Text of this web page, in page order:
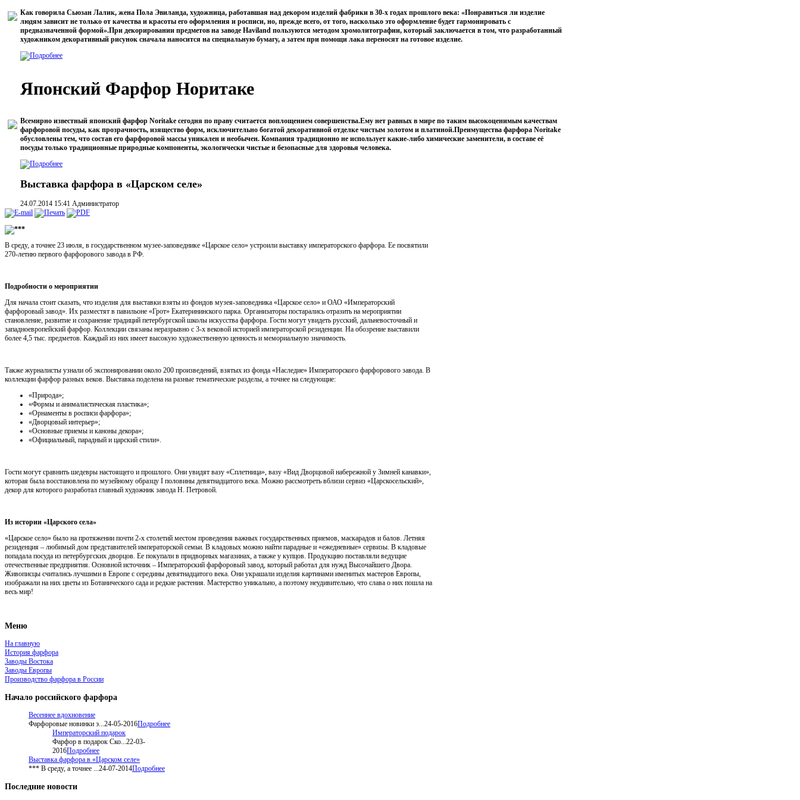
Как говорила Сьюзан Лалик, жена Пола Эвиланда, художница, работавшая над декором изделий фабрики в 30-х годах прошлого века: «Понравиться ли изделие
людям зависит не только от качества и красоты его оформления и росписи, но, прежде всего, от того, насколько это оформление будет гармонировать с
предназначенной формой».При декорировании предметов на заводе Haviland пользуются методом хромолитографии, который заключается в том, что разработанный
художником декоративный рисунок сначала наносится на специальную бумагу, а затем при помощи лака переносят на готовое изделие.
Японский Фарфор Норитаке
Всемирно известный японский фарфор Noritake сегодня по праву считается воплощением совершенства.Ему нет равных в мире по таким высокоценимым качествам
фарфоровой посуды, как прозрачность, изящество форм, исключительно богатой декоративной отделке чистым золотом и платиной.Преимущества фарфора Noritake
обусловлены тем, что состав его фарфоровой массы уникален и необычен. Компания традиционно не использует какие-либо химические заменители, в составе её
посуды только традиционные природные компоненты, экологически чистые и безопасные для здоровья человека.
Выставка фарфора в «Царском селе»
24.07.2014 15:41 Администратор
***
В среду, а точнее 23 июля, в государственном музее-заповеднике «Царское село» устроили выставку императорского фарфора. Ее посвятили
270-летию первого фарфорового завода в РФ.
Подробности о мероприятии
Для начала стоит сказать, что изделия для выставки взяты из фондов музея-заповедника «Царское село» и ОАО «Императорский
фарфоровый завод». Их разместят в павильоне «Грот» Екатерининского парка. Организаторы постарались отразить на мероприятии
становление, развитие и сохранение традиций петербургской школы искусства фарфора. Гости могут увидеть русский, дальневосточный и
западноевропейский фарфор. Коллекции связаны неразрывно с 3-х вековой историей императорской резиденции. На обозрение выставили
более 4,5 тыс. предметов. Каждый из них имеет высокую художественную ценность и мемориальную значимость.
Также журналисты узнали об экспонировании около 200 произведений, взятых из фонда «Наследие» Императорского фарфорового завода. В
коллекции фарфор разных веков. Выставка поделена на разные тематические разделы, а точнее на следующие:
«Природа»;
«Формы и анималистическая пластика»;
«Орнаменты в росписи фарфора»;
«Дворцовый интерьер»;
«Основные приемы и каноны декора»;
«Официальный, парадный и царский стили».
Гости могут сравнить шедевры настоящего и прошлого. Они увидят вазу «Сплетница», вазу «Вид Дворцовой набережной у Зимней канавки»,
которая была восстановлена по музейному образцу I половины девятнадцатого века. Можно рассмотреть вблизи сервиз «Царскосельский»,
декор для которого разработал главный художник завода Н. Петровой.
Из истории «Царского села»
«Царское село» было на протяжении почти 2-х столетий местом проведения важных государственных приемов, маскарадов и балов. Летняя
резиденция – любимый дом представителей императорской семьи. В кладовых можно найти парадные и «ежедневные» сервизы. В кладовые
попадала посуда из петербургских дворцов. Ее покупали в придворных магазинах, а также у купцов. Продукцию поставляли ведущие
отечественные предприятия. Основной источник – Императорский фарфоровый завод, который работал для нужд Высочайшего Двора.
Живописцы считались лучшими в Европе с середины девятнадцатого века. Они украшали изделия картинами именитых мастеров Европы,
изображали на них цветы из Ботанического сада и редкие растения. Мастерство уникально, а поэтому неудивительно, что слава о них пошла на
весь мир!
Меню
На главную
История фарфора
Заводы Востока
Заводы Европы
Производство фарфора в России
Начало российского фарфора
Весеннее вдохновение
Фарфоровые новинки э...24-05-2016Подробнее
Императорский подарок
Фарфор в подарок Ско...22-03-
2016Подробнее
Выставка фарфора в «Царском селе»
*** В среду, а точнее ...24-07-2014Подробнее
Последние новости